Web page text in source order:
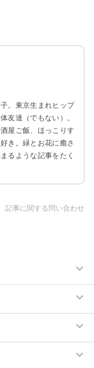
。東京生まれヒップ
友達（でもない）。
屋ご飯、ほっこりす
き。緑とお花に癒さ
るような記事をたく
記事に関する問い合わせ